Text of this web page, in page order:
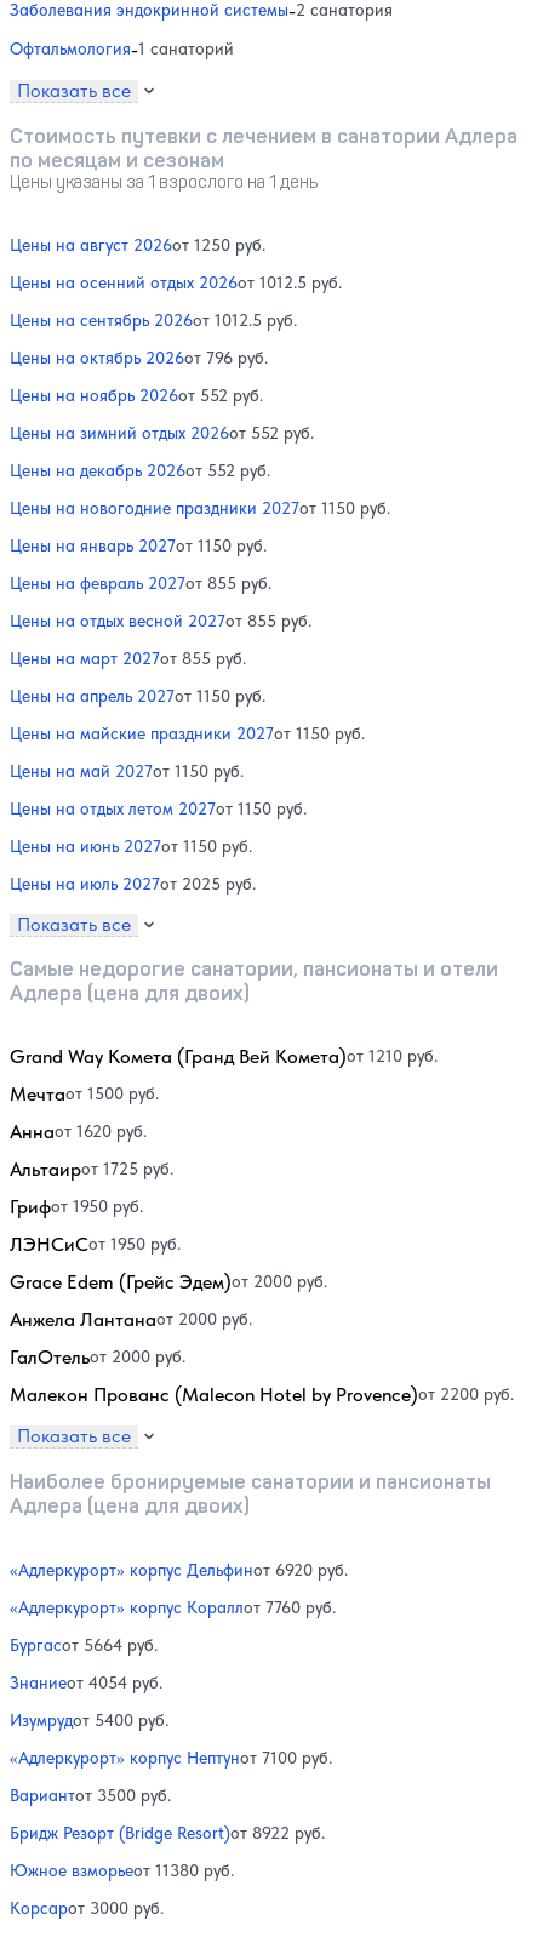
Заболевания эндокринной системы-2 санатория
Офтальмология-1 санаторий
Показать все
Стоимость путевки с лечением в санатории Адлера
по месяцам и сезонам
Цены указаны за 1 взрослого на 1 день
Цены на август 2026от 1250 руб.
Цены на осенний отдых 2026от 1012.5 руб.
Цены на сентябрь 2026от 1012.5 руб.
Цены на октябрь 2026от 796 руб.
Цены на ноябрь 2026от 552 руб.
Цены на зимний отдых 2026от 552 руб.
Цены на декабрь 2026от 552 руб.
Цены на новогодние праздники 2027от 1150 руб.
Цены на январь 2027от 1150 руб.
Цены на февраль 2027от 855 руб.
Цены на отдых весной 2027от 855 руб.
Цены на март 2027от 855 руб.
Цены на апрель 2027от 1150 руб.
Цены на майские праздники 2027от 1150 руб.
Цены на май 2027от 1150 руб.
Цены на отдых летом 2027от 1150 руб.
Цены на июнь 2027от 1150 руб.
Цены на июль 2027от 2025 руб.
Показать все
Самые недорогие санатории, пансионаты и отели
Адлера (цена для двоих)
Grand Way Комета (Гранд Вей Комета)от 1210 руб.
Мечтаот 1500 руб.
Аннаот 1620 руб.
Альтаирот 1725 руб.
Грифот 1950 руб.
ЛЭНСиСот 1950 руб.
Grace Edem (Грейс Эдем)от 2000 руб.
Анжела Лантанаот 2000 руб.
ГалОтельот 2000 руб.
Малекон Прованс (Malecon Hotel by Provence)от 2200 руб.
Показать все
Наиболее бронируемые санатории и пансионаты
Адлера (цена для двоих)
«Адлеркурорт» корпус Дельфинот 6920 руб.
«Адлеркурорт» корпус Кораллот 7760 руб.
Бургасот 5664 руб.
Знаниеот 4054 руб.
Изумрудот 5400 руб.
«Адлеркурорт» корпус Нептунот 7100 руб.
Вариантот 3500 руб.
Бридж Резорт (Bridge Resort)от 8922 руб.
Южное взморьеот 11380 руб.
Корсарот 3000 руб.